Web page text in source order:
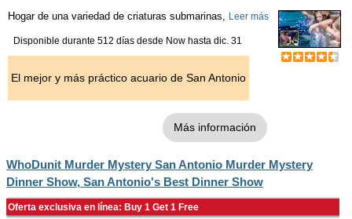
Hogar de una variedad de criaturas submarinas, Leer más
Disponible durante 512 días desde Now hasta dic. 31
El mejor y más práctico acuario de San Antonio
Más información
WhoDunit Murder Mystery San Antonio Murder Mystery
Dinner Show, San Antonio's Best Dinner Show
Oferta exclusiva en línea: Buy 1 Get 1 Free